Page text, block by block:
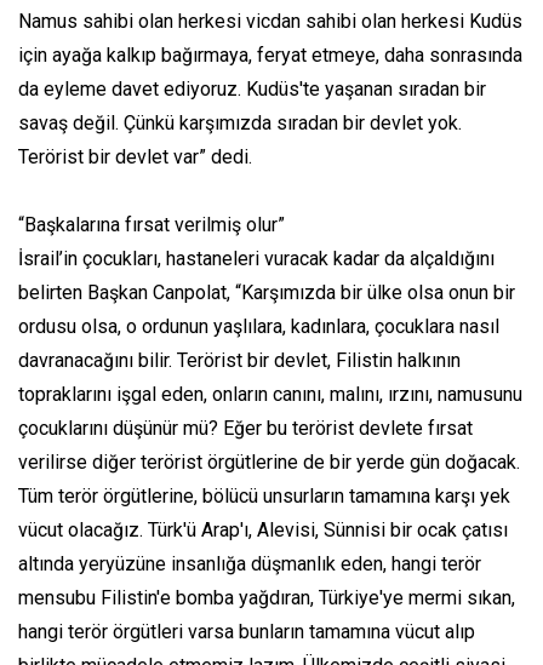
Namus sahibi olan herkesi vicdan sahibi olan herkesi Kudüs
için ayağa kalkıp bağırmaya, feryat etmeye, daha sonrasında
da eyleme davet ediyoruz. Kudüs'te yaşanan sıradan bir
savaş değil. Çünkü karşımızda sıradan bir devlet yok.
Terörist bir devlet var” dedi.
“Başkalarına fırsat verilmiş olur”
İsrail’in çocukları, hastaneleri vuracak kadar da alçaldığını
belirten Başkan Canpolat, “Karşımızda bir ülke olsa onun bir
ordusu olsa, o ordunun yaşlılara, kadınlara, çocuklara nasıl
davranacağını bilir. Terörist bir devlet, Filistin halkının
topraklarını işgal eden, onların canını, malını, ırzını, namusunu
çocuklarını düşünür mü? Eğer bu terörist devlete fırsat
verilirse diğer terörist örgütlerine de bir yerde gün doğacak.
Tüm terör örgütlerine, bölücü unsurların tamamına karşı yek
vücut olacağız. Türk'ü Arap'ı, Alevisi, Sünnisi bir ocak çatısı
altında yeryüzüne insanlığa düşmanlık eden, hangi terör
mensubu Filistin'e bomba yağdıran, Türkiye'ye mermi sıkan,
hangi terör örgütleri varsa bunların tamamına vücut alıp